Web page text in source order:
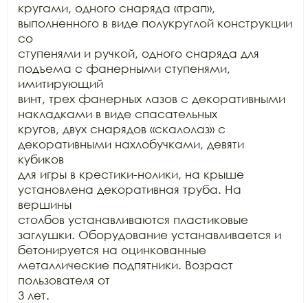
кругами, одного снаряда «трап»,
выполненного в виде полукруглой конструкции
со
ступенями и ручкой, одного снаряда для
подъема с фанерными ступенями,
имитирующий
винт, трех фанерных лазов с декоративными
накладками в виде спасательных
кругов, двух снарядов «скалолаз» с
декоративными нахлобучками, девяти
кубиков
для игры в крестики-нолики, на крыше
установлена декоративная труба. На
вершины
столбов устанавливаются пластиковые
заглушки. Оборудование устанавливается и
бетонируется на оцинкованные
металлические подпятники. Возраст
пользователя от
3 лет.